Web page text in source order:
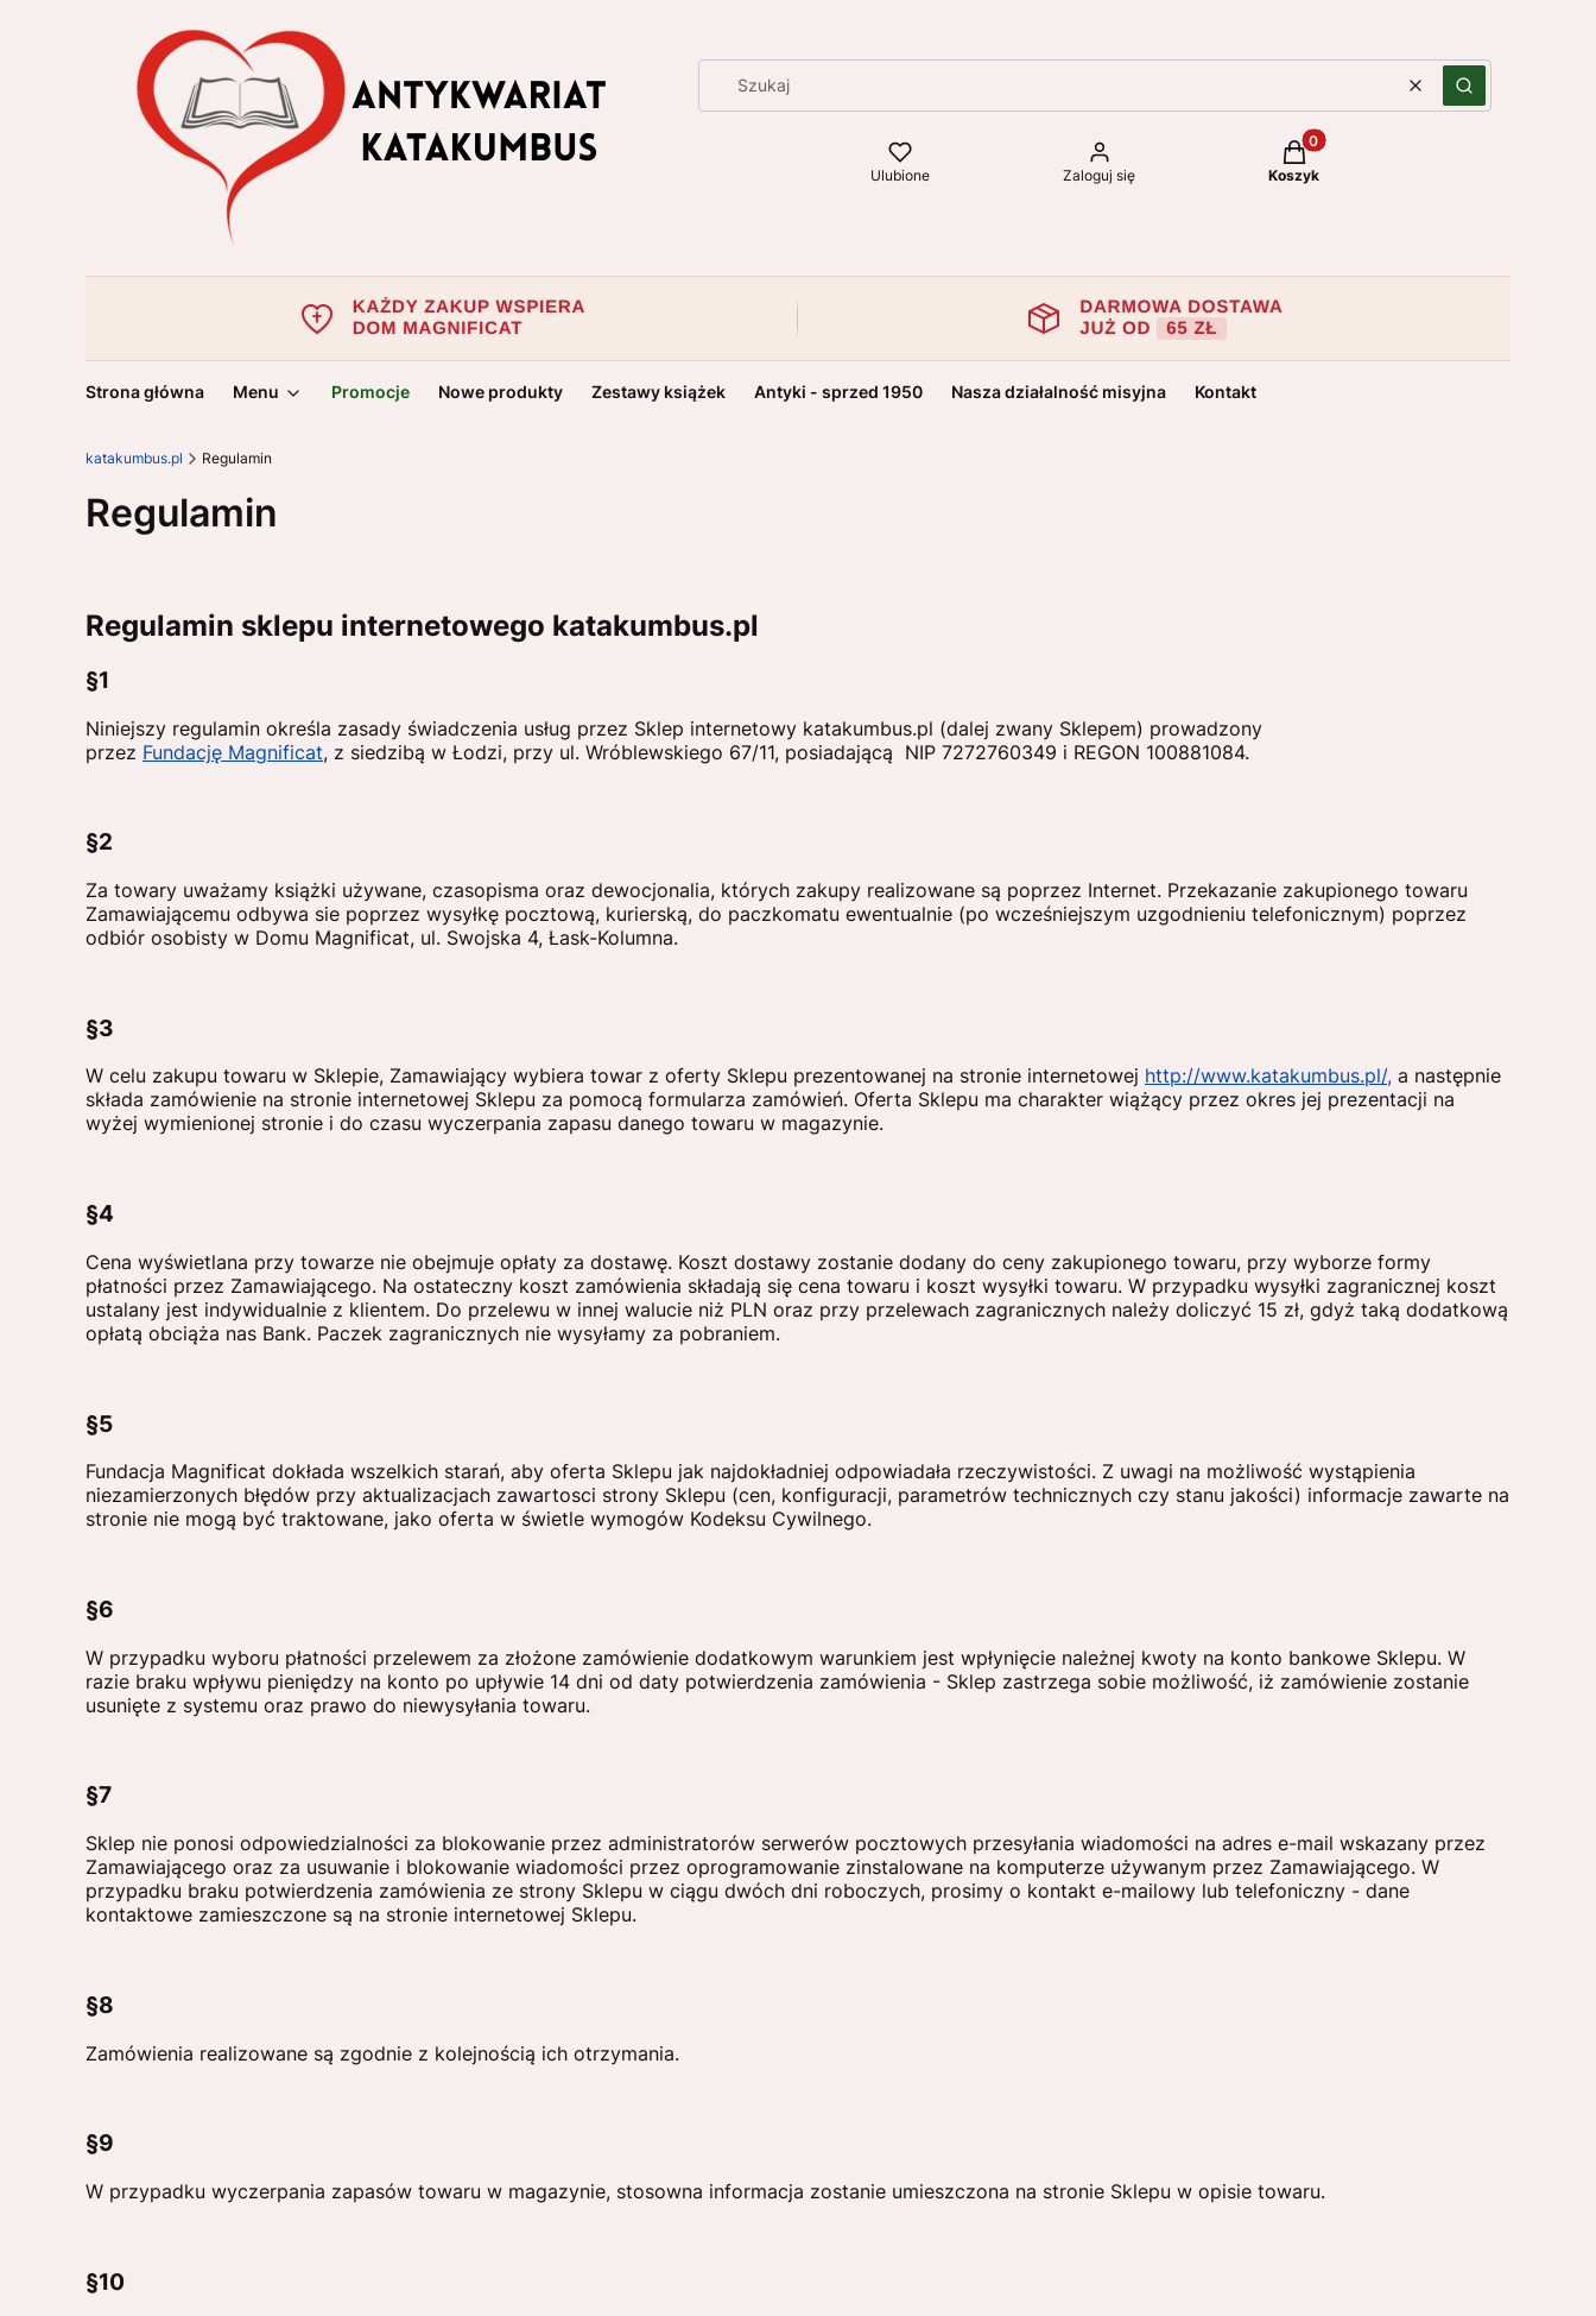
WyczyśćSzukaj
Ulubione Zaloguj się
Produkty w koszyku: 0. Zobacz
Koszyk
Strona główna Menu Promocje Nowe produkty Zestawy książek Antyki - sprzed 1950 Nasza działalność misyjna Kontakt
katakumbus.pl Regulamin
Regulamin
Regulamin sklepu internetowego katakumbus.pl
§1
Niniejszy regulamin określa zasady świadczenia usług przez Sklep internetowy katakumbus.pl (dalej zwany Sklepem) prowadzony
przez Fundację Magnificat, z siedzibą w Łodzi, przy ul. Wróblewskiego 67/11, posiadającą NIP 7272760349 i REGON 100881084.
§2
Za towary uważamy książki używane, czasopisma oraz dewocjonalia, których zakupy realizowane są poprzez Internet. Przekazanie zakupionego towaru
Zamawiającemu odbywa sie poprzez wysyłkę pocztową, kurierską, do paczkomatu ewentualnie (po wcześniejszym uzgodnieniu telefonicznym) poprzez
odbiór osobisty w Domu Magnificat, ul. Swojska 4, Łask-Kolumna.
§3
W celu zakupu towaru w Sklepie, Zamawiający wybiera towar z oferty Sklepu prezentowanej na stronie internetowej http://www.katakumbus.pl/, a następnie
składa zamówienie na stronie internetowej Sklepu za pomocą formularza zamówień. Oferta Sklepu ma charakter wiążący przez okres jej prezentacji na
wyżej wymienionej stronie i do czasu wyczerpania zapasu danego towaru w magazynie.
§4
Cena wyświetlana przy towarze nie obejmuje opłaty za dostawę. Koszt dostawy zostanie dodany do ceny zakupionego towaru, przy wyborze formy
płatności przez Zamawiającego. Na ostateczny koszt zamówienia składają się cena towaru i koszt wysyłki towaru. W przypadku wysyłki zagranicznej koszt
ustalany jest indywidualnie z klientem. Do przelewu w innej walucie niż PLN oraz przy przelewach zagranicznych należy doliczyć 15 zł, gdyż taką dodatkową
opłatą obciąża nas Bank. Paczek zagranicznych nie wysyłamy za pobraniem.
§5
Fundacja Magnificat dokłada wszelkich starań, aby oferta Sklepu jak najdokładniej odpowiadała rzeczywistości. Z uwagi na możliwość wystąpienia
niezamierzonych błędów przy aktualizacjach zawartosci strony Sklepu (cen, konfiguracji, parametrów technicznych czy stanu jakości) informacje zawarte na
stronie nie mogą być traktowane, jako oferta w świetle wymogów Kodeksu Cywilnego.
§6
W przypadku wyboru płatności przelewem za złożone zamówienie dodatkowym warunkiem jest wpłynięcie należnej kwoty na konto bankowe Sklepu. W
razie braku wpływu pieniędzy na konto po upływie 14 dni od daty potwierdzenia zamówienia - Sklep zastrzega sobie możliwość, iż zamówienie zostanie
usunięte z systemu oraz prawo do niewysyłania towaru.
§7
Sklep nie ponosi odpowiedzialności za blokowanie przez administratorów serwerów pocztowych przesyłania wiadomości na adres e-mail wskazany przez
Zamawiającego oraz za usuwanie i blokowanie wiadomości przez oprogramowanie zinstalowane na komputerze używanym przez Zamawiającego. W
przypadku braku potwierdzenia zamówienia ze strony Sklepu w ciągu dwóch dni roboczych, prosimy o kontakt e-mailowy lub telefoniczny - dane
kontaktowe zamieszczone są na stronie internetowej Sklepu.
§8
Zamówienia realizowane są zgodnie z kolejnością ich otrzymania.
§9
W przypadku wyczerpania zapasów towaru w magazynie, stosowna informacja zostanie umieszczona na stronie Sklepu w opisie towaru.
§10